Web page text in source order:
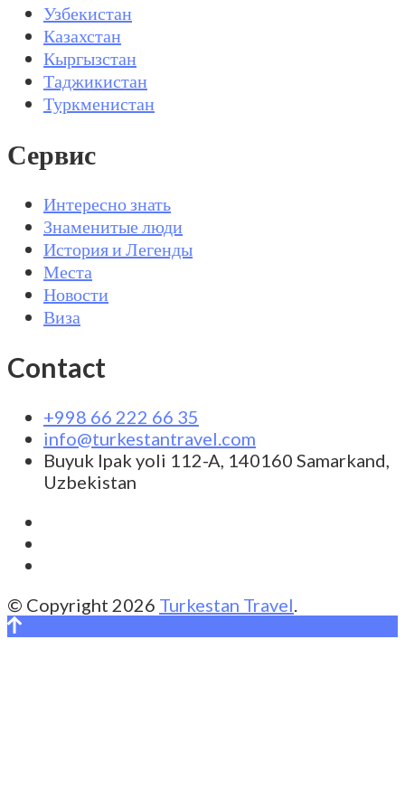
Узбекистан
Казахстан
Кыргызстан
Таджикистан
Туркменистан
Сервис
Интересно знать
Знаменитые люди
История и Легенды
Места
Новости
Виза
Contact
+998 66 222 66 35
info@turkestantravel.com
Buyuk Ipak yoli 112-A, 140160 Samarkand,
Uzbekistan
© Copyright 2026 Turkestan Travel.